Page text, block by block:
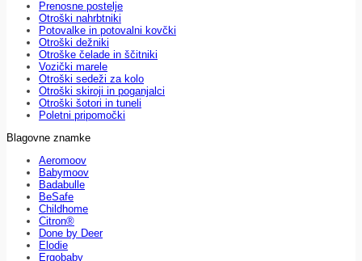
Prenosne postelje
Otroški nahrbtniki
Potovalke in potovalni kovčki
Otroški dežniki
Otroške čelade in ščitniki
Vozički marele
Otroški sedeži za kolo
Otroški skiroji in poganjalci
Otroški šotori in tuneli
Poletni pripomočki
Blagovne znamke
Aeromoov
Babymoov
Badabulle
BeSafe
Childhome
Citron®
Done by Deer
Elodie
Ergobaby